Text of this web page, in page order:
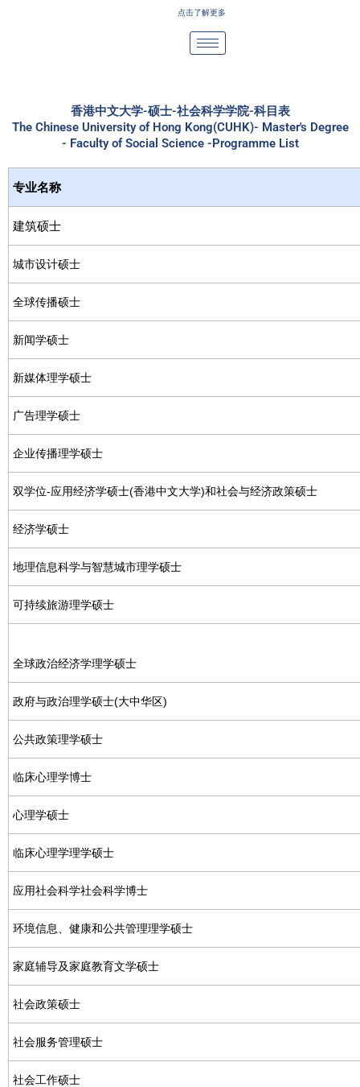
点击了解更多
香港中文大学-硕士-社会科学学院-科目表
The Chinese University of Hong Kong(CUHK)- Master's Degree
- Faculty of Social Science -Programme List
专业名称
建筑硕士
城市设计硕士
全球传播硕士
新闻学硕士
新媒体理学硕士
广告理学硕士
企业传播理学硕士
双学位-应用经济学硕士(香港中文大学)和社会与经济政策硕士
经济学硕士
地理信息科学与智慧城市理学硕士
可持续旅游理学硕士
全球政治经济学理学硕士
政府与政治理学硕士(大中华区)
公共政策理学硕士
临床心理学博士
心理学硕士
临床心理学理学硕士
应用社会科学社会科学博士
环境信息、健康和公共管理理学硕士
家庭辅导及家庭教育文学硕士
社会政策硕士
社会服务管理硕士
社会工作硕士